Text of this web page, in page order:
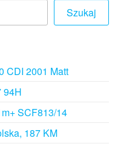
Szukaj
CDI 2001 Matt
94H
SCF813/14
187 KM